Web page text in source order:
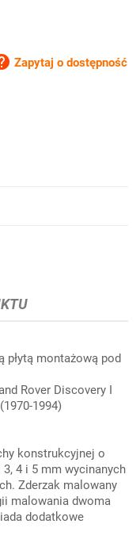
Zapytaj o dostępność
płytą montażową pod
Rover Discovery I
1994)
konstrukcyjnej o
4 i 5 mm wycinanych
Zderzak malowany
malowania dwoma
dodatkowe